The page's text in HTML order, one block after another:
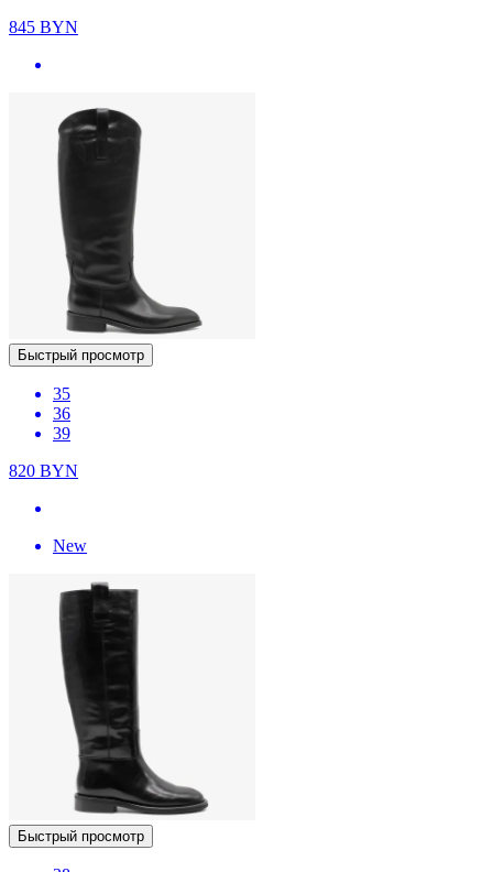
845 BYN
Быстрый просмотр
35
36
39
820 BYN
New
Быстрый просмотр